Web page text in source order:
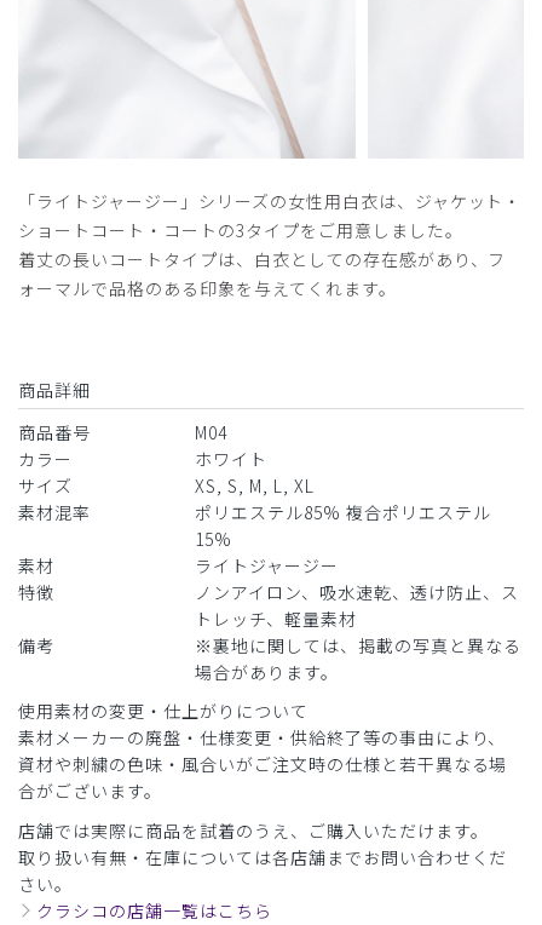
「ライトジャージー」シリーズの女性用白衣は、ジャケット・
ショートコート・コートの3タイプをご用意しました。
着丈の長いコートタイプは、白衣としての存在感があり、フ
ォーマルで品格のある印象を与えてくれます。
商品詳細
商品番号
M04
カラー
ホワイト
サイズ
XS, S, M, L, XL
素材混率
ポリエステル85% 複合ポリエステル
15%
素材
ライトジャージー
特徴
ノンアイロン、吸水速乾、透け防止、ス
トレッチ、軽量素材
備考
※裏地に関しては、掲載の写真と異なる
場合があります。
使用素材の変更・仕上がりについて
素材メーカーの廃盤・仕様変更・供給終了等の事由により、
資材や刺繍の色味・風合いがご注文時の仕様と若干異なる場
合がございます。
店舗では実際に商品を試着のうえ、ご購入いただけます。
取り扱い有無・在庫については各店舗までお問い合わせくだ
さい。
クラシコの店舗一覧はこちら